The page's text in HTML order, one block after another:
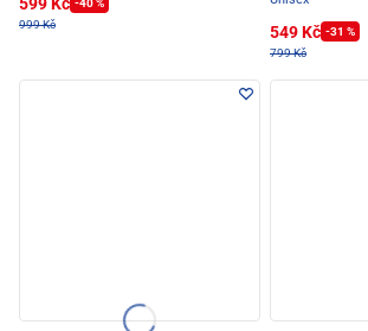
-40 %
999 Kč
549 Kč -31 %
799 Kč